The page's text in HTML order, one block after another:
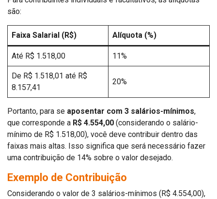
são:
Faixa Salarial (R$) Alíquota (%)
Até R$ 1.518,00 11%
De R$ 1.518,01 até R$
8.157,41
20%
Portanto, para se aposentar com 3 salários-mínimos,
que corresponde a R$ 4.554,00 (considerando o salário-
mínimo de R$ 1.518,00), você deve contribuir dentro das
faixas mais altas. Isso significa que será necessário fazer
uma contribuição de 14% sobre o valor desejado.
Exemplo de Contribuição
Considerando o valor de 3 salários-mínimos (R$ 4.554,00),